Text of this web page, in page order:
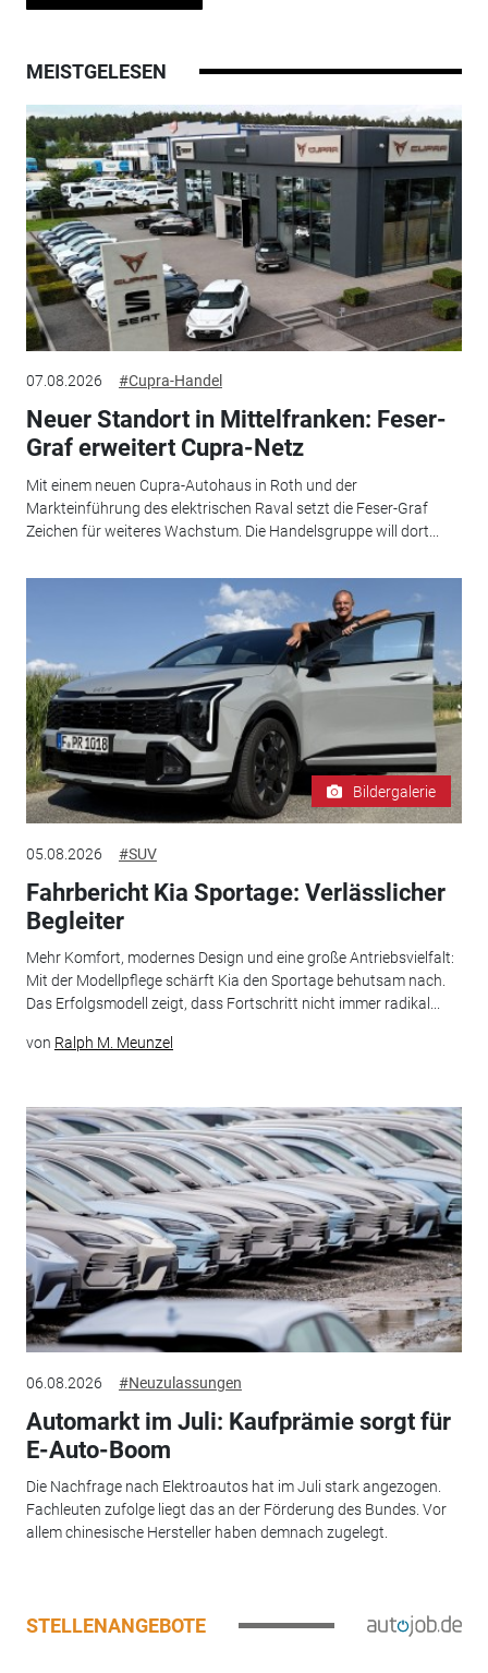
MEISTGELESEN
07.08.2026 #Cupra-Handel
Neuer Standort in Mittelfranken: Feser-
Graf erweitert Cupra-Netz
Mit einem neuen Cupra-Autohaus in Roth und der
Markteinführung des elektrischen Raval setzt die Feser-Graf
Zeichen für weiteres Wachstum. Die Handelsgruppe will dort...
Bildergalerie
05.08.2026 #SUV
Fahrbericht Kia Sportage: Verlässlicher
Begleiter
Mehr Komfort, modernes Design und eine große Antriebsvielfalt:
Mit der Modellpflege schärft Kia den Sportage behutsam nach.
Das Erfolgsmodell zeigt, dass Fortschritt nicht immer radikal...
von Ralph M. Meunzel
06.08.2026 #Neuzulassungen
Automarkt im Juli: Kaufprämie sorgt für
E-Auto-Boom
Die Nachfrage nach Elektroautos hat im Juli stark angezogen.
Fachleuten zufolge liegt das an der Förderung des Bundes. Vor
allem chinesische Hersteller haben demnach zugelegt.
STELLENANGEBOTE